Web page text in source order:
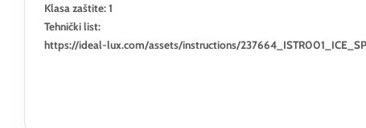
Klasa zaštite: 1
Tehnički list:
https://ideal-lux.com/assets/instructions/